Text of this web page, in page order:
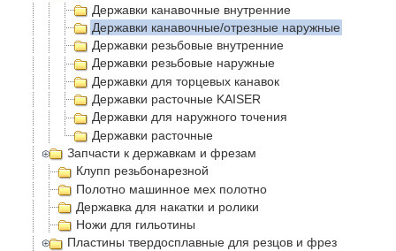
Державки канавочные внутренние
Державки канавочные/отрезные наружные
Державки резьбовые внутренние
Державки резьбовые наружные
Державки для торцевых канавок
Державки расточные KAISER
Державки для наружного точения
Державки расточные
Запчасти к державкам и фрезам
Клупп резьбонарезной
Полотно машинное мех полотно
Державка для накатки и ролики
Ножи для гильотины
Пластины твердосплавные для резцов и фрез